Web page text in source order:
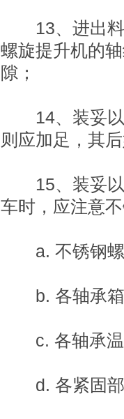
13、进出料
螺旋提升机的
隙；
14、装妥以
则应加足，其
15、装妥以
车时，应注意
a. 不锈钢螺
b. 各轴承箱
c. 各轴承温
d. 各紧固部